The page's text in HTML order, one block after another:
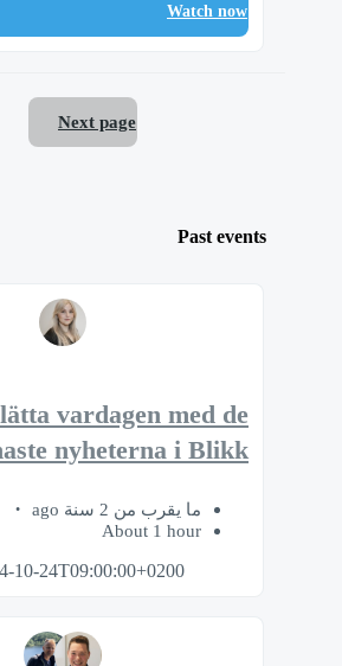
Watch now
Next page
Past events
vardagen med de
nyheterna i Blikk
ما يقرب من 2 سنة ago
About 1 hour
10-24T09:00:00+0200